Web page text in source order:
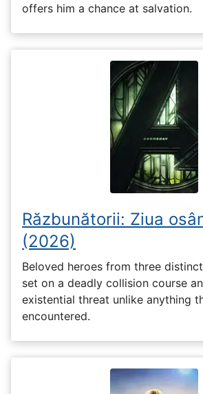
offers him a chance at salvation.
Răzbunătorii: Ziua
(2026)
Beloved heroes from three
set on a deadly collision course
existential threat unlike anything
encountered.